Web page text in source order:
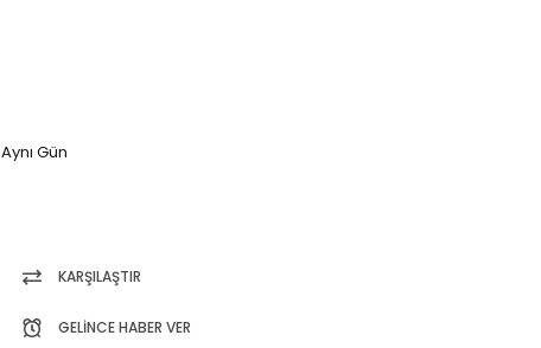
Aynı Gün
KARŞILAŞTIR
GELINCE HABER VER